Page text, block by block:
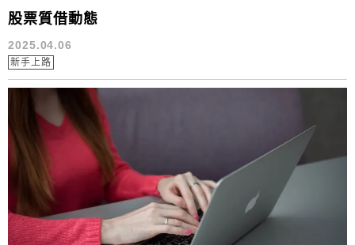
股票質借動態
2025.04.06
新手上路